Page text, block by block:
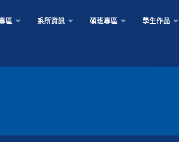
區 系所資訊 碩班專區 學生作品